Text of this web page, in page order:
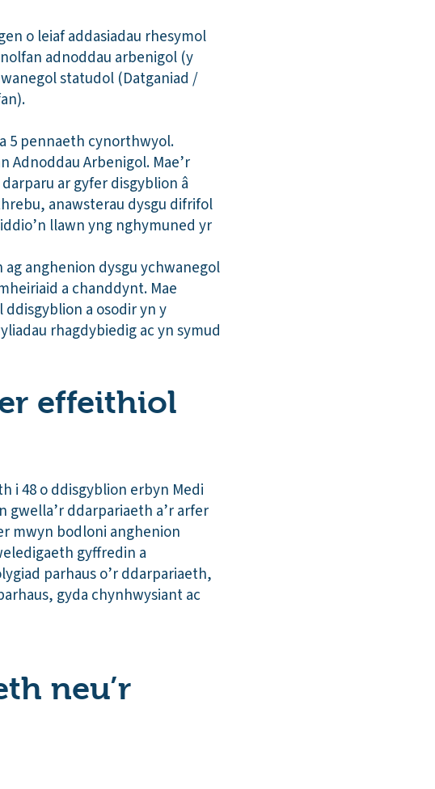
o leiaf addasiadau rhesymol
adnoddau arbenigol (y
statudol (Datganiad /
5 pennaeth cynorthwyol.
Adnoddau Arbenigol. Mae’r
ar gyfer disgyblion â
anawsterau dysgu difrifol
llawn yng nghymuned yr
anghenion dysgu ychwanegol
a chanddynt. Mae
a osodir yn y
rhagdybiedig ac yn symud
effeithiol
i 48 o ddisgyblion erbyn Medi
gwella’r ddarpariaeth a’r arfer
mwyn bodloni anghenion
gyffredin a
parhaus o’r ddarpariaeth,
gyda chynhwysiant ac
neu’r